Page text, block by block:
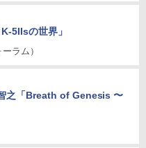
5IIsの世界」
ラム）
之「Breath of Genesis 〜